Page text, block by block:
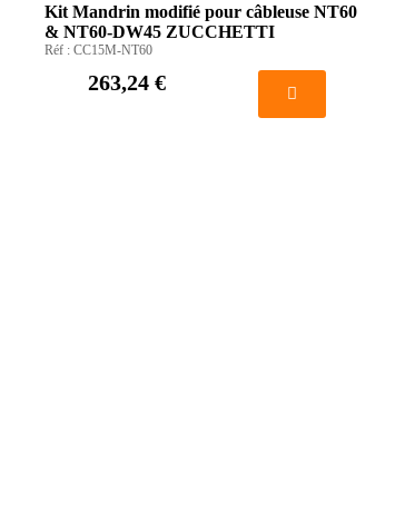
Kit Mandrin modifié pour câbleuse NT60
& NT60-DW45 ZUCCHETTI
Réf :CC15M-NT60
263,24 €